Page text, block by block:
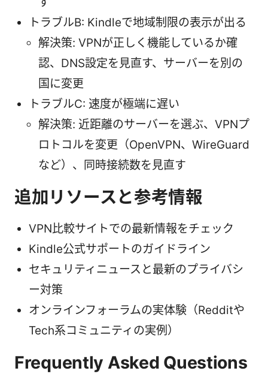
トラブルB: Kindleで地域制限の表示が出る
解決策: VPNが正しく機能しているか確
認、DNS設定を見直す、サーバーを別の
国に変更
トラブルC: 速度が極端に遅い
解決策: 近距離のサーバーを選ぶ、VPNプ
ロトコルを変更（OpenVPN、WireGuard
など）、同時接続数を見直す
追加リソースと参考情報
VPN比較サイトでの最新情報をチェック
Kindle公式サポートのガイドライン
セキュリティニュースと最新のプライバシ
ー対策
オンラインフォーラムの実体験（Redditや
Tech系コミュニティの実例）
Frequently Asked Questions